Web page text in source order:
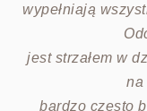
wypełniają
jest strzałem w
na
bardzo często